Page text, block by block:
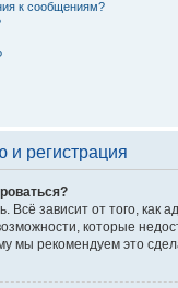
к сообщениям?
и регистрация
Всё зависит от того,
которые
мы рекомендуем это